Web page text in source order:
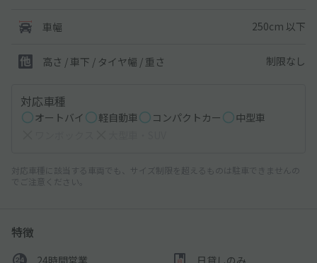
車幅 250cm 以下
高さ / 車下 / タイヤ幅 / 重さ 制限なし
対応車種
オートバイ 軽自動車 コンパクトカー
中型車
対応車種に該当する車両でも、サイズ制限を超えるものは駐車できませんの
でご注意ください。
特徴
24時間営業 日貸しのみ